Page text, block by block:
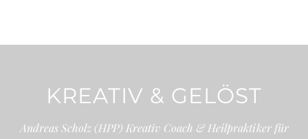
KREATIV & GELÖST
Andreas Scholz (HPP) Kreativ Coach & Heilpraktiker für